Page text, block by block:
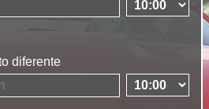
diferente